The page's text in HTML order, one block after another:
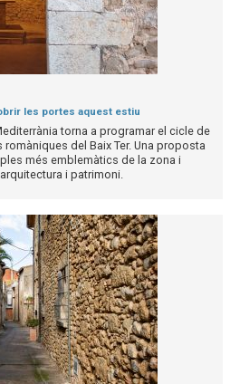
les portes aquest estiu
torna a programar el cicle de
del Baix Ter. Una proposta
més emblemàtics de la zona i
i patrimoni.